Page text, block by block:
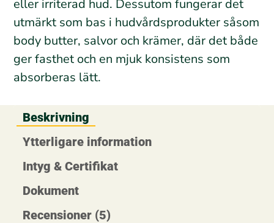
eller irriterad hud. Dessutom fungerar det
utmärkt som bas i hudvårdsprodukter såsom
body butter, salvor och krämer, där det både
ger fasthet och en mjuk konsistens som
absorberas lätt.
Beskrivning
Ytterligare information
Intyg & Certifikat
Dokument
Recensioner (5)